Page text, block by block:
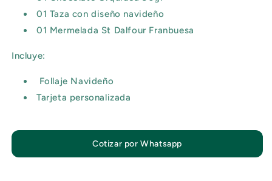
01 Taza con diseño navideño
01 Mermelada St Dalfour Franbuesa
Incluye:
Follaje Navideño
Tarjeta personalizada
Cotizar por Whatsapp